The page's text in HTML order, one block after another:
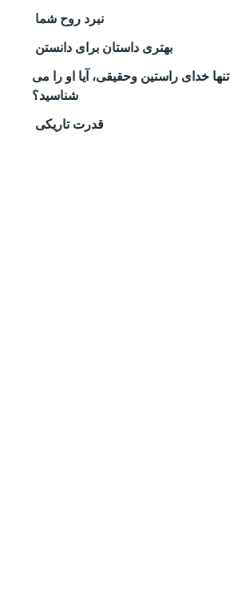
نبرد روح شما
بهتری داستان برای دانستن
تنها خدای راستین وحقیقی، آیا او را می
شناسید؟
قدرت تاریکی